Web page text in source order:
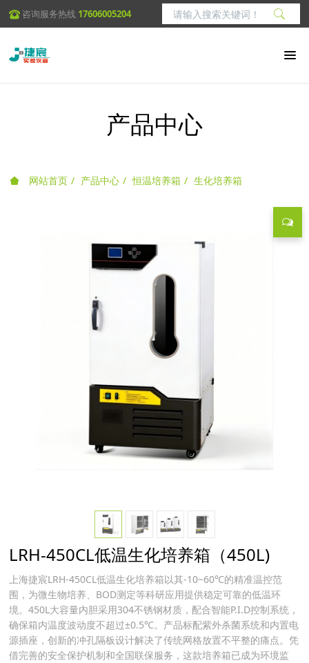
咨询服务热线 17606005204
产品中心
网站首页 产品中心 恒温培养箱 生化培养箱
LRH-450CL低温生化培养箱（450L)
上海捷宸LRH-450CL低温生化培养箱以其-10~60℃的精准温控范
围，为微生物培养、BOD测定等科研应用提供稳定可靠的低温环
境。450L大容量内胆采用304不锈钢材质，配合智能P.I.D控制系统，
确保箱内温度波动度不超过±0.5℃。产品标配紫外杀菌系统和内置电
源插座，创新的冲孔隔板设计解决了传统网格放置不平整的痛点。凭
借完善的安全保护机制和全国联保服务，这款培养箱已成为环境监